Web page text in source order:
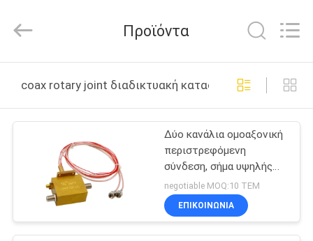
ΠΡΟΪΌΝΤΑ
ΕΜΦΆΝΙΣΗ
ΠΕΡΊΠΟΥ
Reserved.
Προϊόντα
coax rotary joint διαδικτυακή κατασκευή
Δύο κανάλια ομοαξονική
περιστρεφόμενη
σύνδεση, σήμα υψηλής
συχνότητας
negotiable MOQ:10 ΤΕΜ
ΕΠΙΚΟΙΝΩΝΙΑ